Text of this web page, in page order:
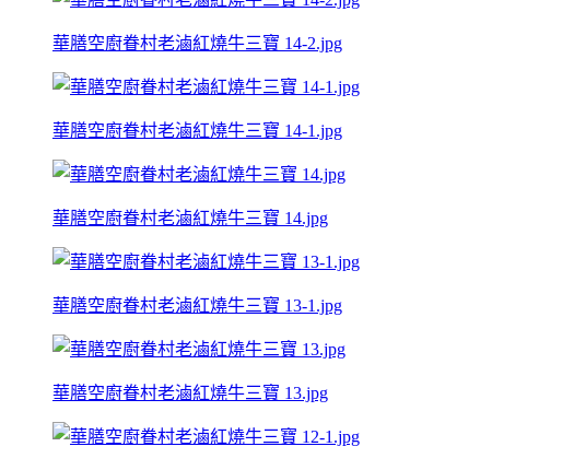
華膳空廚眷村老滷紅燒牛三寶 14-2.jpg
華膳空廚眷村老滷紅燒牛三寶 14-1.jpg
華膳空廚眷村老滷紅燒牛三寶 14.jpg
華膳空廚眷村老滷紅燒牛三寶 13-1.jpg
華膳空廚眷村老滷紅燒牛三寶 13.jpg